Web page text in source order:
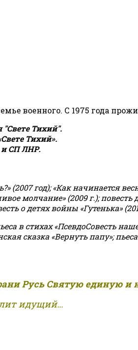
военного. С 1975 года
"Свете Тихий".
Тихий».
и СП ЛНР.
год); «Как начинается
молчание» (2009 г.);
о детях войны «Гутенька»
в стихах «ПсевдоСовесть
сказка «Вернуть папу»;
Русь Святую единую и
идущий...